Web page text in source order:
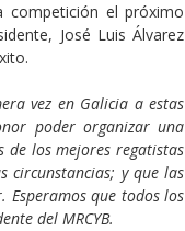
competición el próximo
José Luis Álvarez
vez en Galicia a estas
poder organizar una
de los mejores regatistas
circunstancias; y que las
Esperamos que todos los
del MRCYB.